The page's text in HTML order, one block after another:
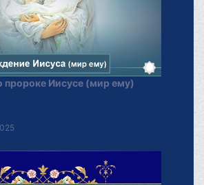
пророке Иисусе (мир ему)